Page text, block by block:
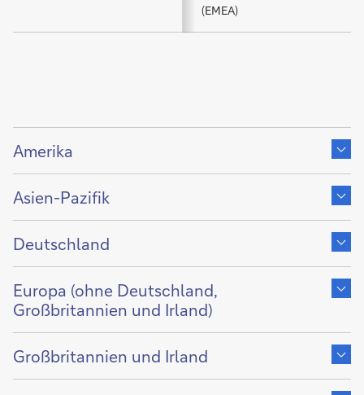
(EMEA)
Zeige
Inhalt
von
Amerika
Zeige
Inhalt
von
Asien-Pazifik
Zeige
Inhalt
von
Deutschland
Zeige
Inhalt
von
Europa (ohne Deutschland,
Großbritannien und Irland)
Zeige
Inhalt
von
Großbritannien und Irland
Zeige